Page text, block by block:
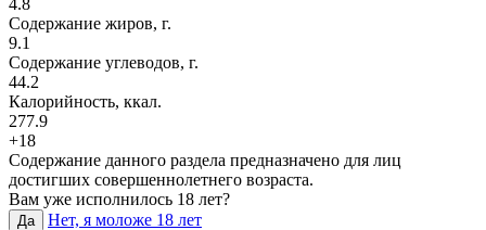
Содержание жиров, г.
9.1
Содержание углеводов, г.
44.2
Калорийность, ккал.
277.9
+18
Содержание данного раздела предназначено для лиц
достигших совершеннолетнего возраста.
Вам уже исполнилось 18 лет?
Да
Нет, я моложе 18 лет